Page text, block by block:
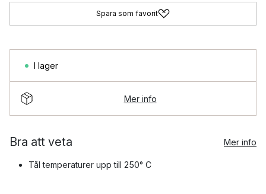
Spara som favorit
I lager
Mer info
Bra att veta Mer info
Tål temperaturer upp till 250° C